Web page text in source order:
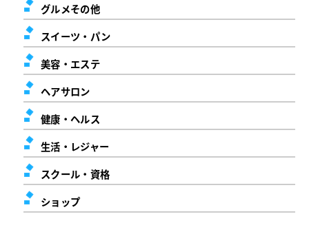
グルメその他
スイーツ・パン
美容・エステ
ヘアサロン
健康・ヘルス
生活・レジャー
スクール・資格
ショップ